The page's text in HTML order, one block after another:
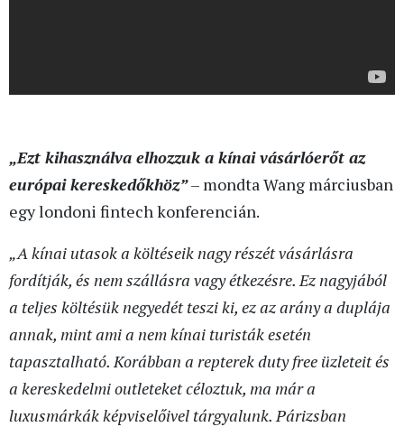
„Ezt kihasználva elhozzuk a kínai vásárlóerőt az
európai kereskedőkhöz”– mondta Wang márciusban
egy londoni fintech konferencián.
„A kínai utasok a költéseik nagy részét vásárlásra
fordítják, és nem szállásra vagy étkezésre. Ez nagyjából
a teljes költésük negyedét teszi ki, ez az arány a duplája
annak, mint ami a nem kínai turisták esetén
tapasztalható. Korábban a repterek duty free üzleteit és
a kereskedelmi outleteket céloztuk, ma már a
luxusmárkák képviselőivel tárgyalunk. Párizsban